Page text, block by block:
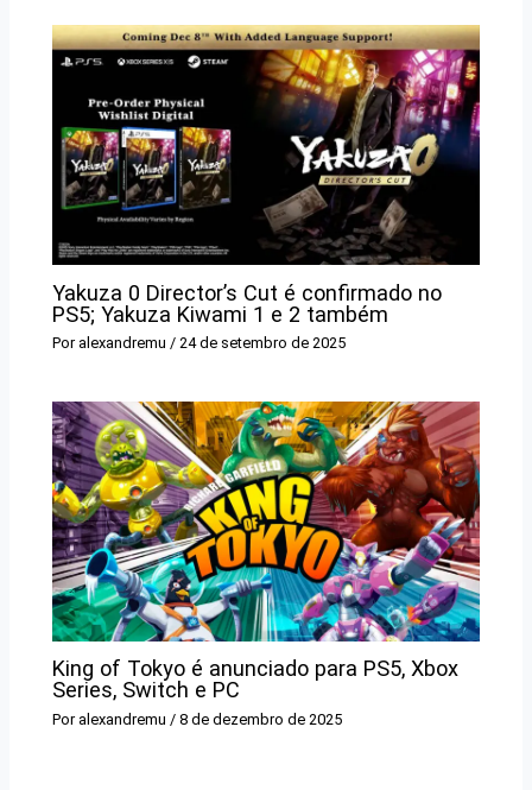
Yakuza 0 Director’s Cut é confirmado no
PS5; Yakuza Kiwami 1 e 2 também
Por alexandremu/24 de setembro de 2025
King of Tokyo é anunciado para PS5, Xbox
Series, Switch e PC
Por alexandremu /8 de dezembro de 2025